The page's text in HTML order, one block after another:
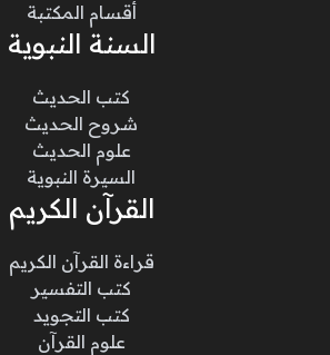
أقسام المكتبة
السنة النبوية
كتب الحديث
شروح الحديث
علوم الحديث
السيرة النبوية
القرآن الكريم
قراءة القرآن الكريم
كتب التفسير
كتب التجويد
علوم القرآن